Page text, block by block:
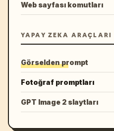
Web sayfası komutları
YAPAY ZEKA ARAÇLARI
Görselden prompt
Fotoğraf promptları
GPT Image 2 slaytları